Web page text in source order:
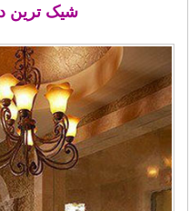
شیک ترین